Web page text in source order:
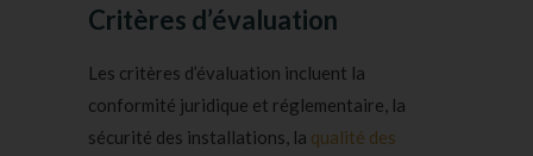
Critères d’évaluation
Les critères d’évaluation incluent la
conformité juridique et réglementaire, la
sécurité des installations, la qualité des